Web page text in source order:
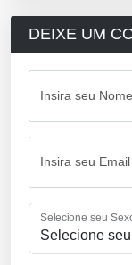
DEIXE UM
Insira seu Nome
Insira seu Email
Selecione seu